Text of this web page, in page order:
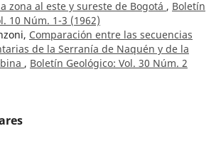
zona al este y sureste de Bogotá , Boletín
10 Núm. 1-3 (1962)
Comparación entre las secuencias
de la Serranía de Naquén y de la
, Boletín Geológico: Vol. 30 Núm. 2